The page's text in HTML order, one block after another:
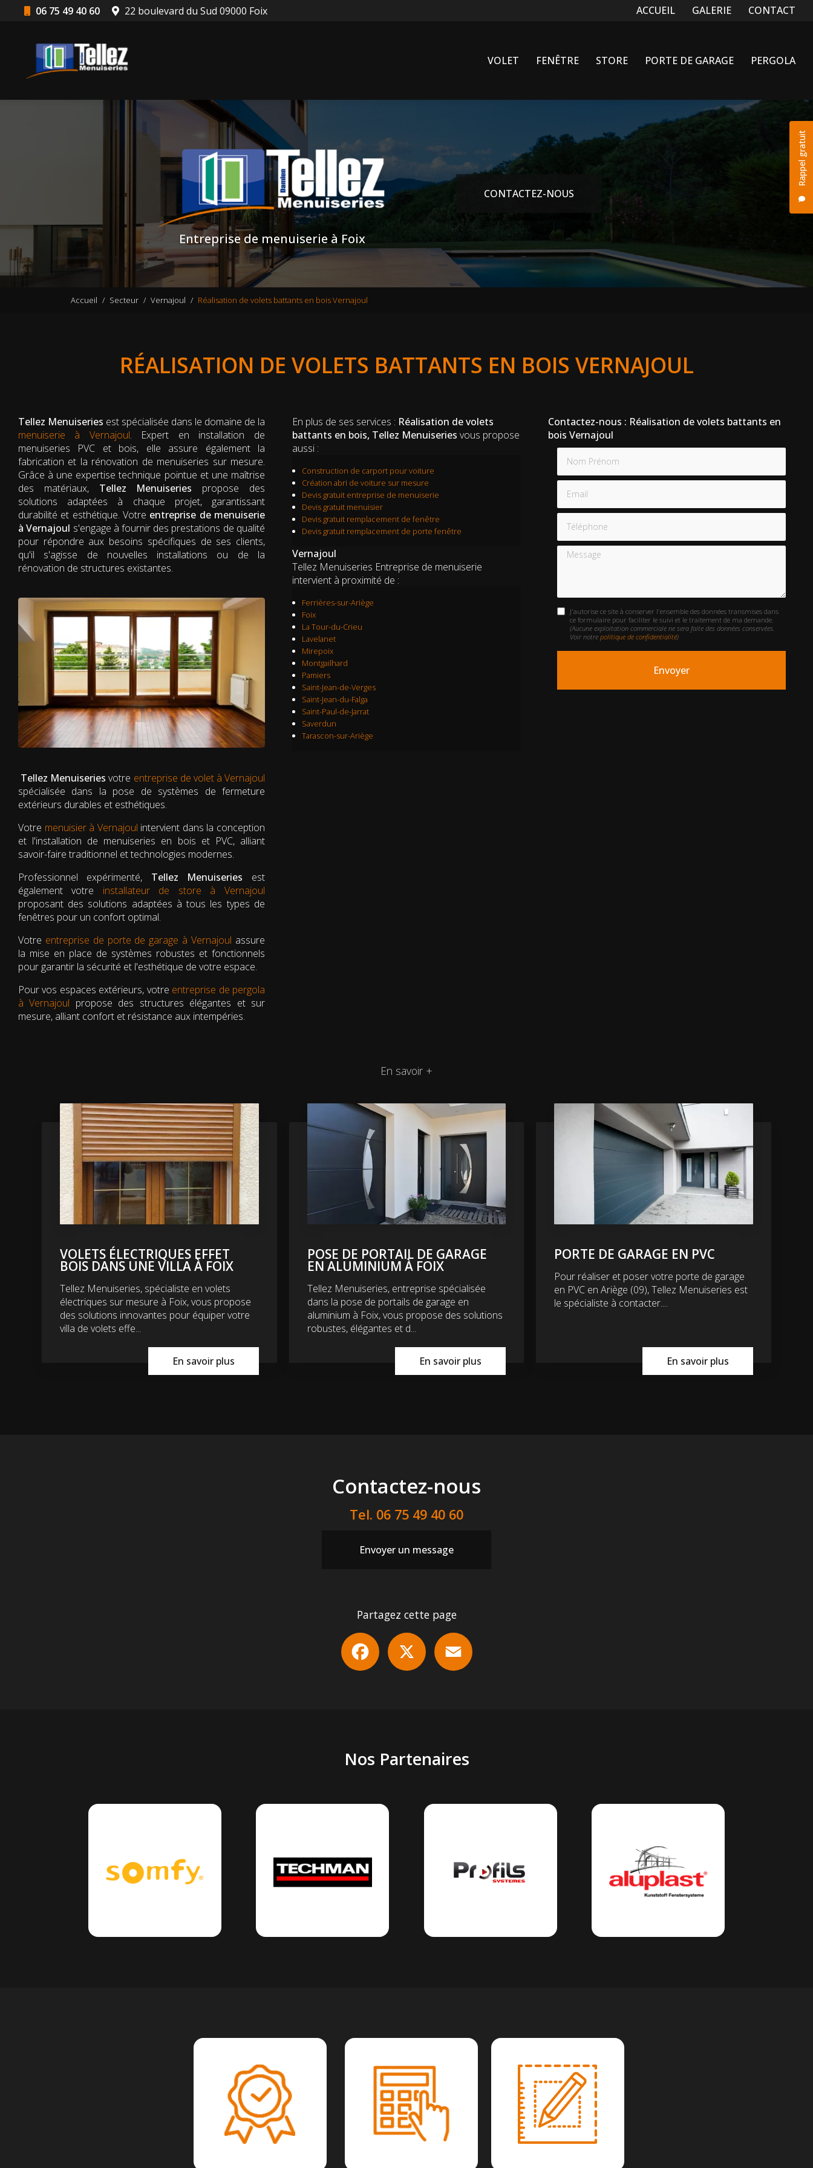
06 75 49 40 60 22 boulevard du Sud 09000 Foix Navigation secondaire
ACCUEIL GALERIE CONTACT
Rappel gratuit
VOLET FENÊTRE STORE PORTE DE GARAGE PERGOLA
Entreprise de menuiserie à Foix
CONTACTEZ-NOUS
Accueil Secteur Vernajoul Réalisation de volets battants en bois Vernajoul
RÉALISATION DE VOLETS BATTANTS EN BOIS VERNAJOUL
Tellez Menuiseries est spécialisée dans le domaine de la
menuiserie à Vernajoul. Expert en installation de
menuiseries PVC et bois, elle assure également la
fabrication et la rénovation de menuiseries sur mesure.
Grâce à une expertise technique pointue et une maîtrise
des matériaux, Tellez Menuiseries propose des
solutions adaptées à chaque projet, garantissant
durabilité et esthétique. Votre entreprise de menuiserie
à Vernajoul s'engage à fournir des prestations de qualité
pour répondre aux besoins spécifiques de ses clients,
qu'il s'agisse de nouvelles installations ou de la
rénovation de structures existantes.
Tellez Menuiseries votre entreprise de volet à Vernajoul
spécialisée dans la pose de systèmes de fermeture
extérieurs durables et esthétiques.
Votre menuisier à Vernajoul intervient dans la conception
et l'installation de menuiseries en bois et PVC, alliant
savoir-faire traditionnel et technologies modernes.
Professionnel expérimenté, Tellez Menuiseries est
également votre installateur de store à Vernajoul
proposant des solutions adaptées à tous les types de
fenêtres pour un confort optimal.
Votre entreprise de porte de garage à Vernajoul assure
la mise en place de systèmes robustes et fonctionnels
pour garantir la sécurité et l'esthétique de votre espace.
Pour vos espaces extérieurs, votre entreprise de pergola
à Vernajoul propose des structures élégantes et sur
mesure, alliant confort et résistance aux intempéries.
En plus de ses services : Réalisation de volets
battants en bois, Tellez Menuiseries vous propose
aussi :
Construction de carport pour voiture
Création abri de voiture sur mesure
Devis gratuit entreprise de menuiserie
Devis gratuit menuisier
Devis gratuit remplacement de fenêtre
Devis gratuit remplacement de porte fenêtre
Vernajoul
Tellez Menuiseries Entreprise de menuiserie
intervient à proximité de :
Ferrières-sur-Ariège
Foix
La Tour-du-Crieu
Lavelanet
Mirepoix
Montgailhard
Pamiers
Saint-Jean-de-Verges
Saint-Jean-du-Falga
Saint-Paul-de-Jarrat
Saverdun
Tarascon-sur-Ariège
Contactez-nous : Réalisation de volets battants en
bois Vernajoul
Nom Prénom
Email
Téléphone
Message
J'autorise ce site à conserver l'ensemble des données transmises dans
ce formulaire pour faciliter le suivi et le traitement de ma demande.
(Aucune exploitation commerciale ne sera faite des données conservées.
Voir notre politique de confidentialité)
En savoir +
VOLETS ÉLECTRIQUES EFFET
BOIS DANS UNE VILLA À FOIX
Tellez Menuiseries, spécialiste en volets
électriques sur mesure à Foix, vous propose
des solutions innovantes pour équiper votre
villa de volets effe...
En savoir plus
POSE DE PORTAIL DE GARAGE
EN ALUMINIUM À FOIX
Tellez Menuiseries, entreprise spécialisée
dans la pose de portails de garage en
aluminium à Foix, vous propose des solutions
robustes, élégantes et d...
En savoir plus
PORTE DE GARAGE EN PVC
Pour réaliser et poser votre porte de garage
en PVC en Ariège (09), Tellez Menuiseries est
le spécialiste à contacter....
En savoir plus
Contactez-nous
Tel. 06 75 49 40 60
Envoyer un message
Partagez cette page
Facebook
Nos Partenaires